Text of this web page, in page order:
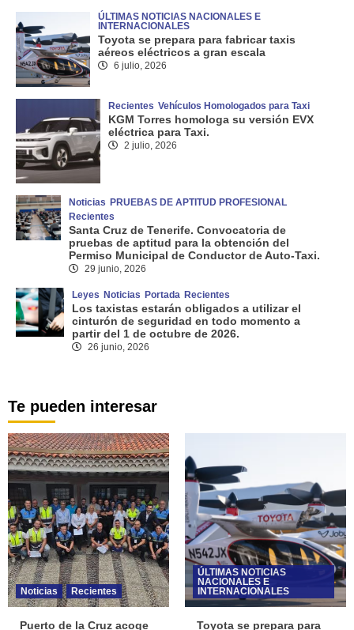
ÚLTIMAS NOTICIAS NACIONALES E
INTERNACIONALES
Toyota se prepara para fabricar taxis
aéreos eléctricos a gran escala
6 julio, 2026
Recientes Vehículos Homologados para Taxi
KGM Torres homologa su versión EVX
eléctrica para Taxi.
2 julio, 2026
Noticias PRUEBAS DE APTITUD PROFESIONAL
Recientes
Santa Cruz de Tenerife. Convocatoria de
pruebas de aptitud para la obtención del
Permiso Municipal de Conductor de Auto-Taxi.
29 junio, 2026
Leyes Noticias Portada Recientes
Los taxistas estarán obligados a utilizar el
cinturón de seguridad en todo momento a
partir del 1 de octubre de 2026.
26 junio, 2026
Te pueden interesar
Noticias Recientes
Puerto de la Cruz acoge
ÚLTIMAS NOTICIAS
NACIONALES E
INTERNACIONALES
Toyota se prepara para